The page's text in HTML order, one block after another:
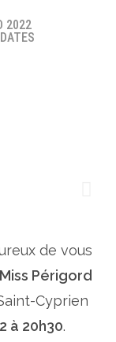
2022
de vous
Périgord
Cyprien
à 20h30.